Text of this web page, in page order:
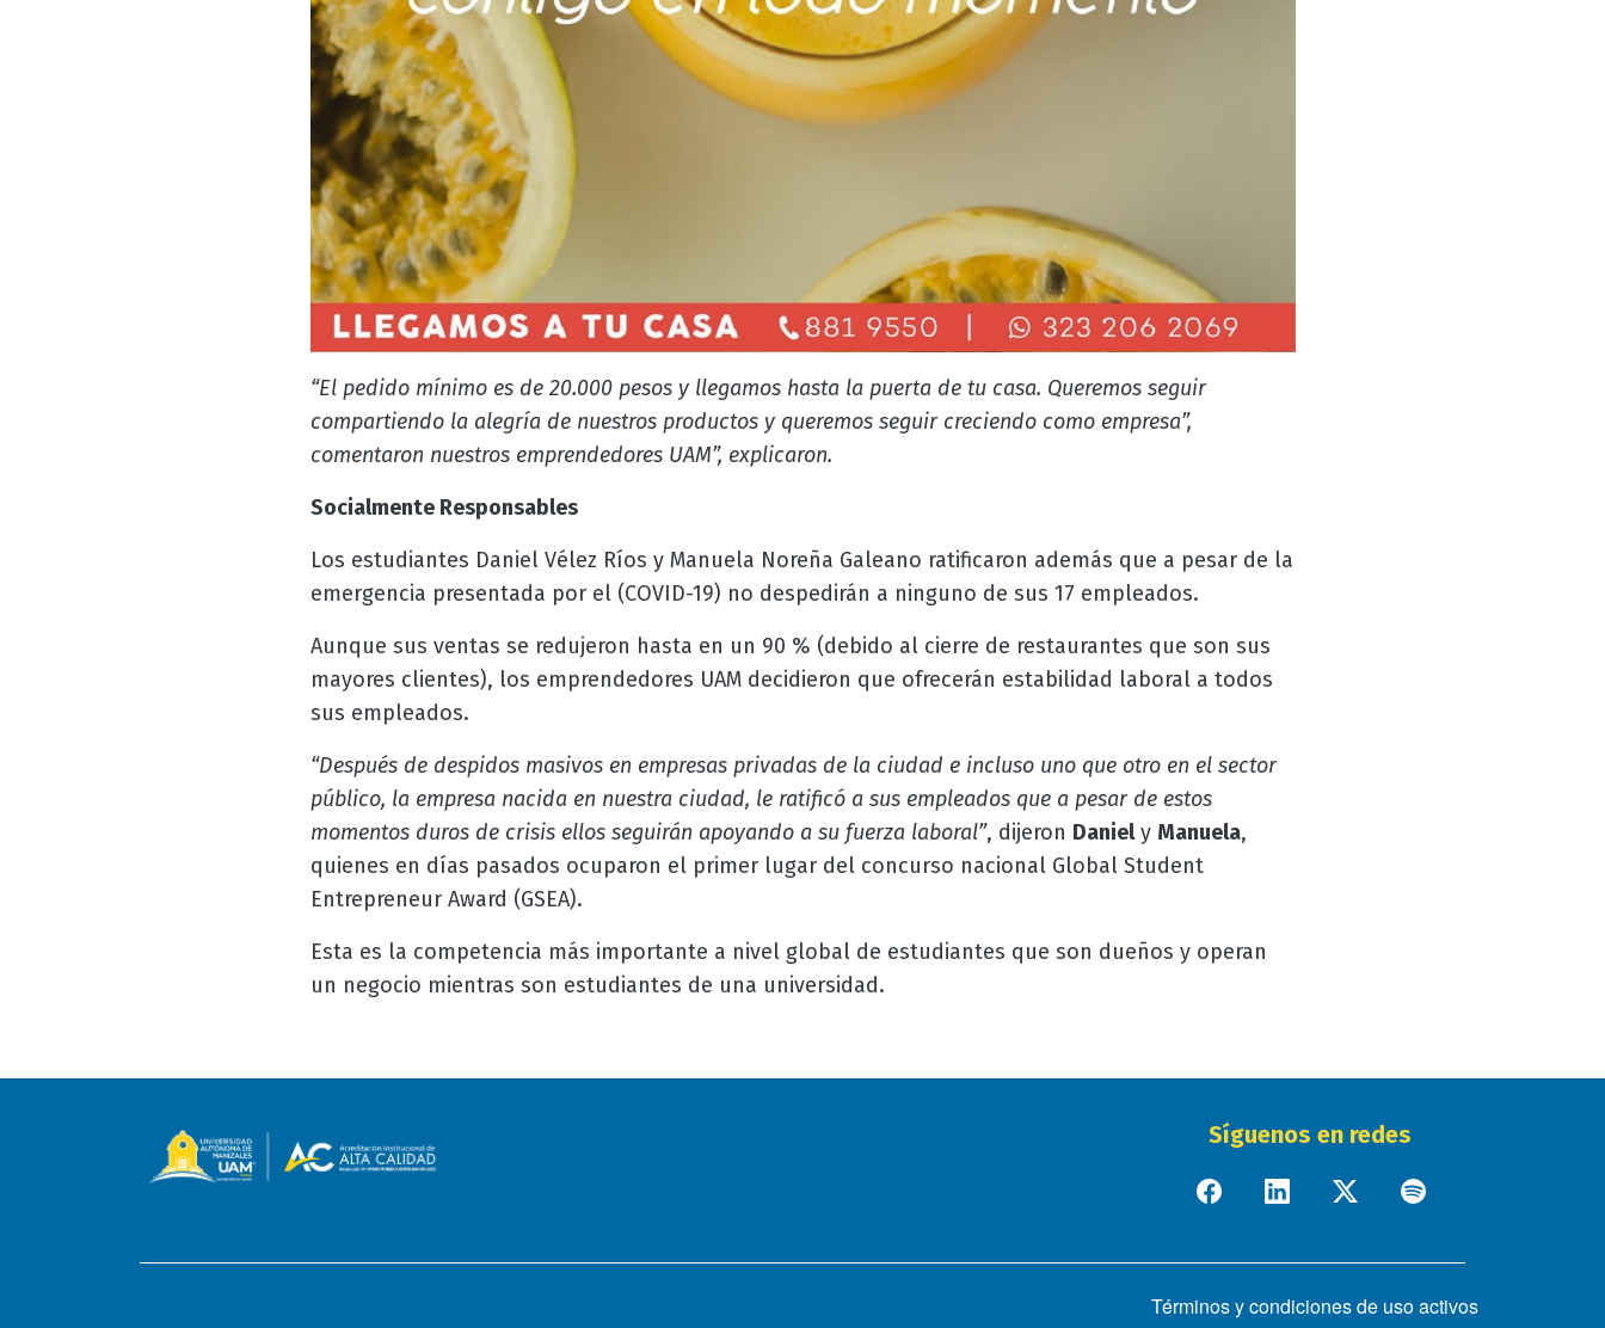
“El pedido mínimo es de 20.000 pesos y llegamos hasta la puerta de tu casa. Queremos seguir
compartiendo la alegría de nuestros productos y queremos seguir creciendo como empresa”,
comentaron nuestros emprendedores UAM”, explicaron.
Socialmente Responsables
Los estudiantes Daniel Vélez Ríos y Manuela Noreña Galeano ratificaron además que a pesar de la
emergencia presentada por el (COVID-19) no despedirán a ninguno de sus 17 empleados.
Aunque sus ventas se redujeron hasta en un 90 % (debido al cierre de restaurantes que son sus
mayores clientes), los emprendedores UAM decidieron que ofrecerán estabilidad laboral a todos
sus empleados.
“Después de despidos masivos en empresas privadas de la ciudad e incluso uno que otro en el sector
público, la empresa nacida en nuestra ciudad, le ratificó a sus empleados que a pesar de estos
momentos duros de crisis ellos seguirán apoyando a su fuerza laboral”, dijeron Daniely Manuela,
quienes en días pasados ocuparon el primer lugar del concurso nacional Global Student
Entrepreneur Award (GSEA).
Esta es la competencia más importante a nivel global de estudiantes que son dueños y operan
un negocio mientras son estudiantes de una universidad.
Síguenos en redes
Términos y condiciones de uso activos